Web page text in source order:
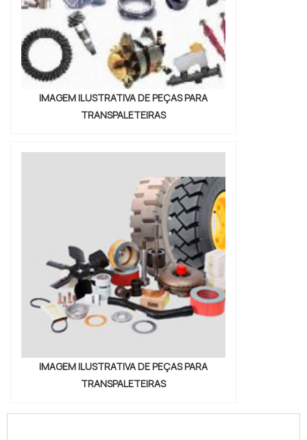
IMAGEM ILUSTRATIVA DE PEÇAS PARA
TRANSPALETEIRAS
IMAGEM ILUSTRATIVA DE PEÇAS PARA
TRANSPALETEIRAS